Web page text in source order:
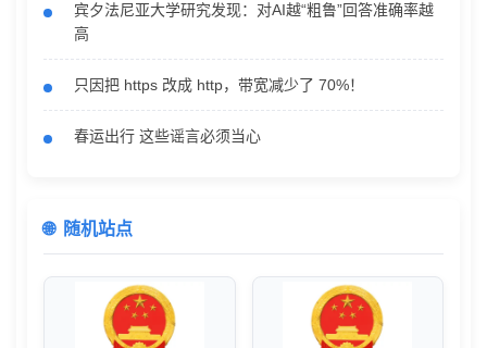
宾夕法尼亚大学研究发现：对AI越“粗鲁”回答准确率越
高
只因把 https 改成 http，带宽减少了 70%！
春运出行 这些谣言必须当心
随机站点